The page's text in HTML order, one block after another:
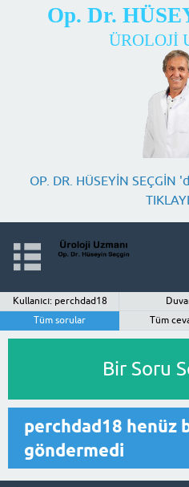
Op. Dr.
ÜROLOJİ
OP. DR. HÜSEYİN SEÇGİN
Kullanıcı: perchdad18
Tüm sorular
Tüm
Bir Soru
perchdad18 henüz
göndermedi